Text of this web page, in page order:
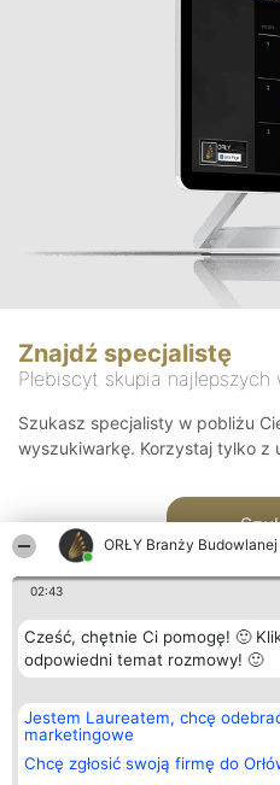
ORŁY Branży Budowlanej
02:43
Cześć, chętnie Ci pomogę! 🙂
odpowiedni temat rozmowy! 🙂
Jestem Laureatem, chcę
marketingowe
Chcę zgłosić swoją firmę do
Znajdź specjalistę
Plebiscyt skupia najlepszych
Szukasz specjalisty w pobliżu
wyszukiwarkę. Korzystaj tylko z
Organizator plebiscytu
Bright Side Solutions sp. z o.
o. sp. k.
ul. Ruska 22
Wrocław 50-079
Laureaci